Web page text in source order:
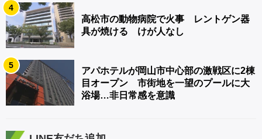
4
高松市の動物病院で火事 レントゲン器
具が焼ける けが人なし
5
アパホテルが岡山市中心部の激戦区に2棟
目オープン 市街地を一望のプールに大
浴場…非日常感を意識